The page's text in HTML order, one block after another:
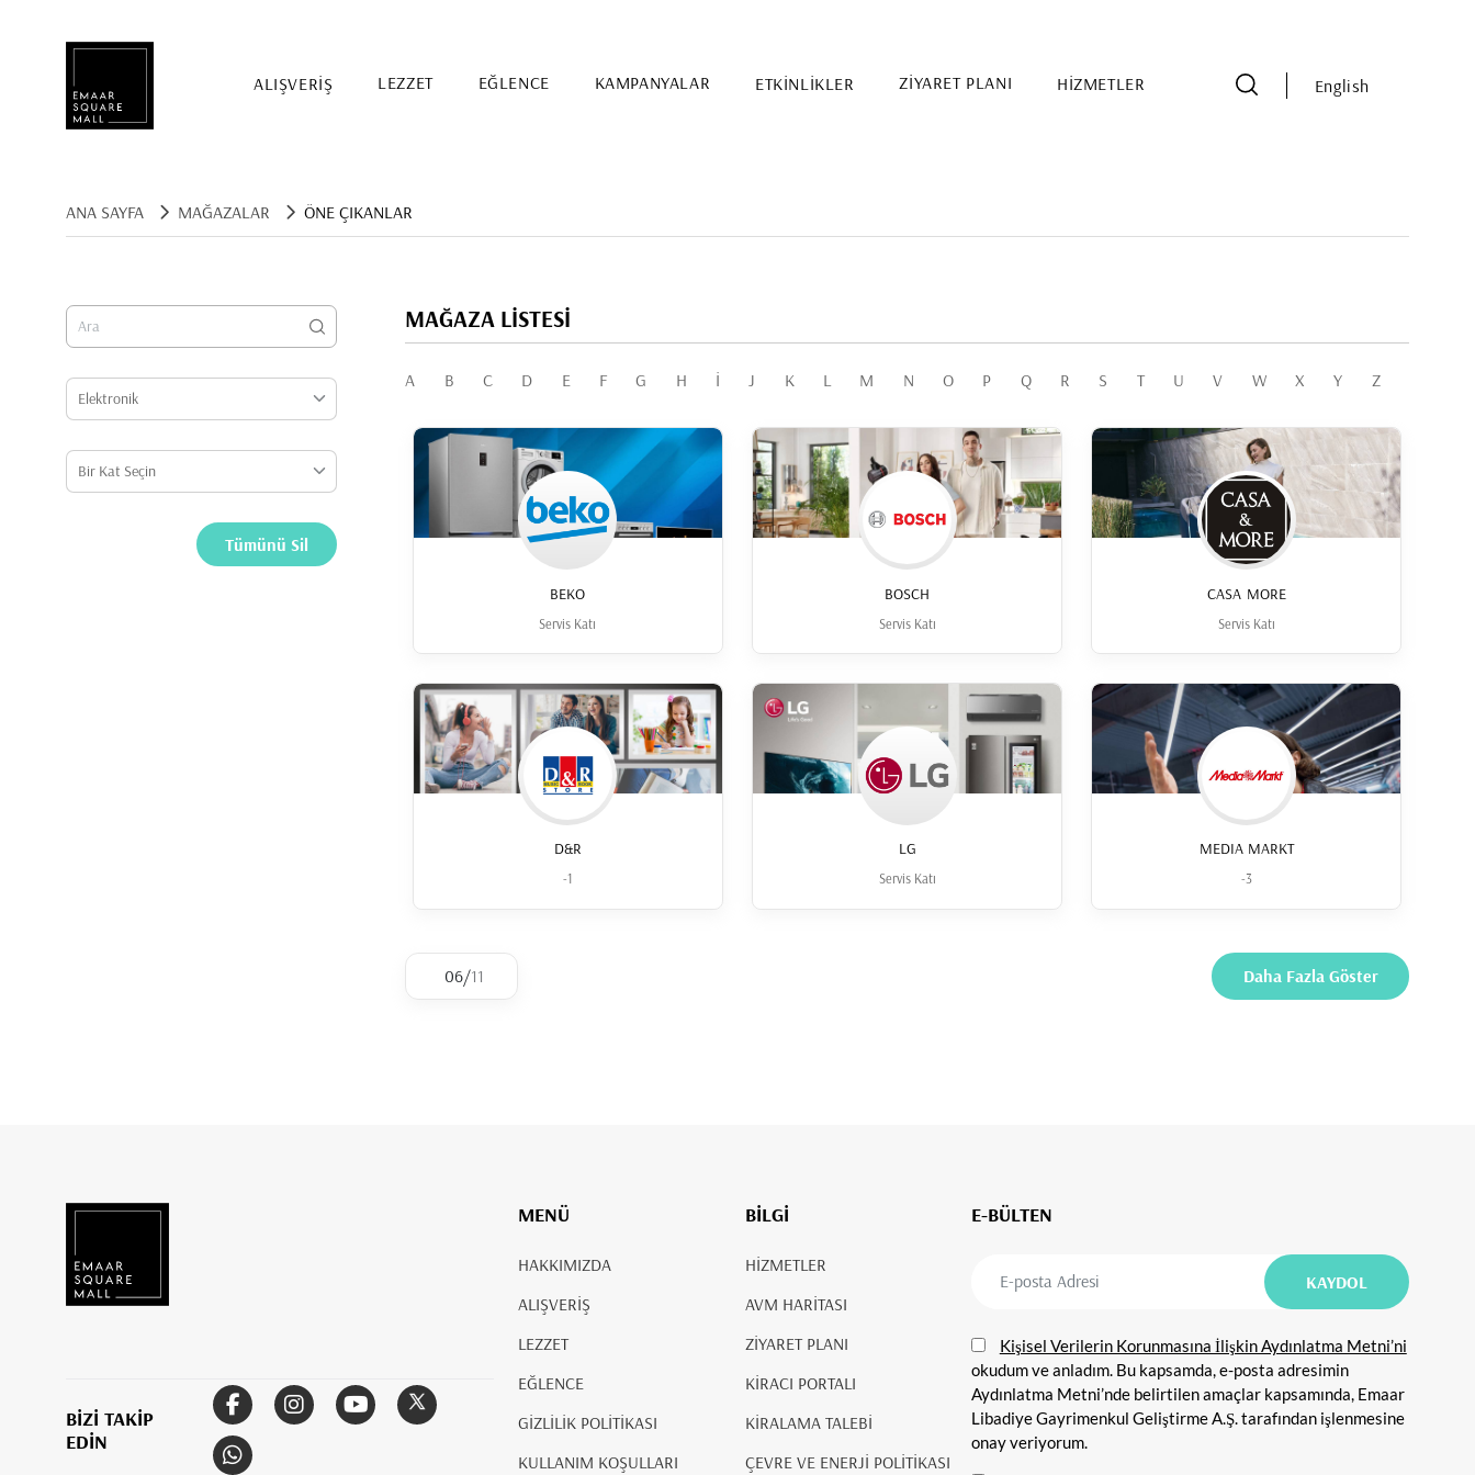
ALIŞVERİŞ LEZZET EĞLENCE KAMPANYALAR ETKİNLİKLER ZİYARET PLANI HİZMETLER English
ANA SAYFA MAĞAZALAR ÖNE ÇIKANLAR
MAĞAZA LİSTESİ
A B C D E F G H I J K L M N O P Q R S T U V W X Y Z
BEKO
Servis Katı
BOSCH
Servis Katı
CASA MORE
Servis Katı
D&R
-1
LG
Servis Katı
MEDIA MARKT
-3
06/11 Daha Fazla Göster
BİZİ TAKİP
EDİN
MENÜ
HAKKIMIZDA
ALIŞVERİŞ
LEZZET
EĞLENCE
GİZLİLİK POLİTİKASI
KULLANIM KOŞULLARI
BİLGİ
HİZMETLER
AVM HARİTASI
ZİYARET PLANI
KİRACI PORTALI
KİRALAMA TALEBİ
ÇEVRE VE ENERJİ POLİTİKASI
E-BÜLTEN
Kişisel Verilerin Korunmasına İlişkin Aydınlatma Metni’ni
okudum ve anladım. Bu kapsamda, e-posta adresimin
Aydınlatma Metni’nde belirtilen amaçlar kapsamında, Emaar
Libadiye Gayrimenkul Geliştirme A.Ş. tarafından işlenmesine
onay veriyorum.
Mağaza, restaurant, etkinlik arama
POPÜLER ARAMALAR
Alışveriş Eğlence Etkinlik